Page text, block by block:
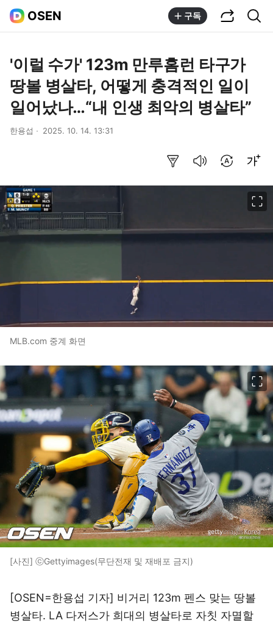
OSEN 구독
'이럴 수가' 123m 만루홈런 타구가
땅볼 병살타, 어떻게 충격적인 일이
일어났나…“내 인생 최악의 병살타”
한용섭 2025. 10. 14. 13:31
MLB.com 중계 화면
[사진] ⓒGettyimages(무단전재 및 재배포 금지)
[OSEN=한용섭 기자] 비거리 123m 펜스 맞는 땅볼
병살타. LA 다저스가 희대의 병살타로 자칫 자멸할